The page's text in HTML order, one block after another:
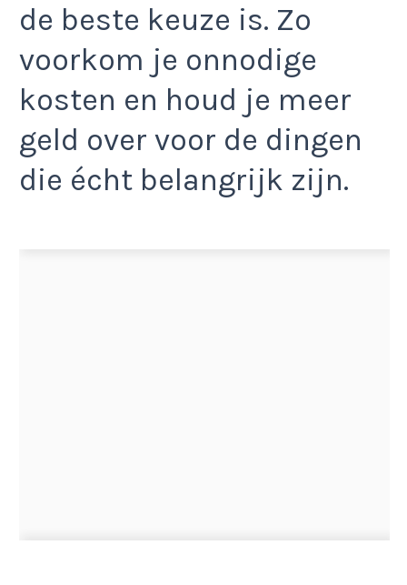
de beste keuze is. Zo
voorkom je onnodige
kosten en houd je meer
geld over voor de dingen
die écht belangrijk zijn.